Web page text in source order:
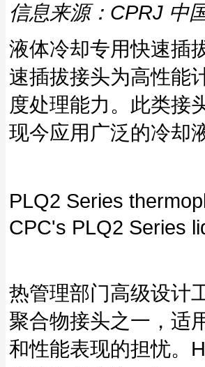
信息来源：CPRJ 中
液体冷却专用快速插
速插拔接头为高性能
度处理能力。此类接
现今应用广泛的冷却
PLQ2 Series
CPC's PLQ2 Series
热管理部门高级设计
聚合物接头之一，适
和性能表现的担忧。